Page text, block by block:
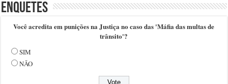
Enquetes
Você acredita em punições na Justiça no caso das 'Máfia das multas de
trânsito'?
SIM
NÃO